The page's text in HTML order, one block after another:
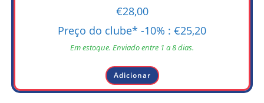
€28,00
Preço do clube* -10% : €25,20
Em estoque. Enviado entre 1 a 8 dias.
Adicionar